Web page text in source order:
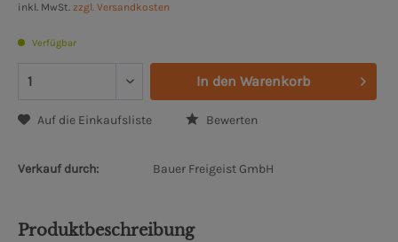
inkl. MwSt. zzgl. Versandkosten
Verfügbar
In den Warenkorb
Auf die Einkaufsliste Bewerten
Verkauf durch: Bauer Freigeist GmbH
Produktbeschreibung